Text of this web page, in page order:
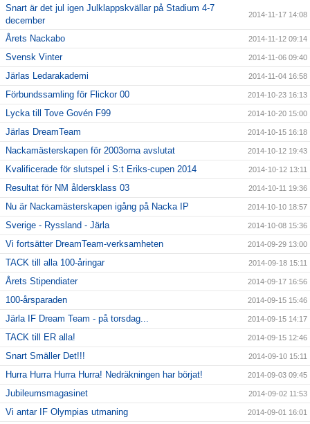
Snart är det jul igen Julklappskvällar på Stadium 4-7
december
2014-11-17 14:08
Årets Nackabo 2014-11-12 09:14
Svensk Vinter 2014-11-06 09:40
Järlas Ledarakademi 2014-11-04 16:58
Förbundssamling för Flickor 00 2014-10-23 16:13
Lycka till Tove Govén F99 2014-10-20 15:00
Järlas DreamTeam 2014-10-15 16:18
Nackamästerskapen för 2003orna avslutat 2014-10-12 19:43
Kvalificerade för slutspel i S:t Eriks-cupen 2014 2014-10-12 13:11
Resultat för NM åldersklass 03 2014-10-11 19:36
Nu är Nackamästerskapen igång på Nacka IP 2014-10-10 18:57
Sverige - Ryssland - Järla 2014-10-08 15:36
Vi fortsätter DreamTeam-verksamheten 2014-09-29 13:00
TACK till alla 100-åringar 2014-09-18 15:11
Årets Stipendiater 2014-09-17 16:56
100-årsparaden 2014-09-15 15:46
Järla IF Dream Team - på torsdag... 2014-09-15 14:17
TACK till ER alla! 2014-09-15 12:46
Snart Smäller Det!!! 2014-09-10 15:11
Hurra Hurra Hurra Hurra! Nedräkningen har börjat! 2014-09-03 09:45
Jubileumsmagasinet 2014-09-02 11:53
Vi antar IF Olympias utmaning 2014-09-01 16:01